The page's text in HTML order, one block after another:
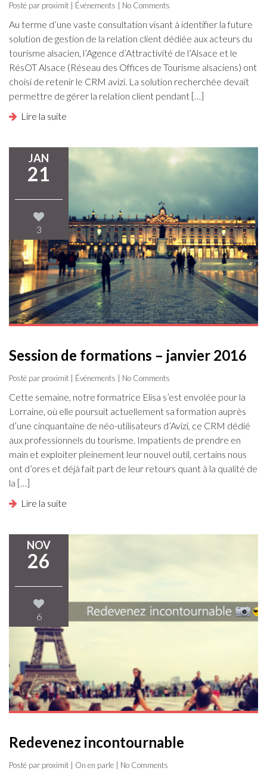
Posté par proximit | Événements | No Comments
Au terme d’une vaste consultation visant à identifier la future
solution de gestion de la relation client dédiée aux acteurs du
tourisme alsacien, l’Agence d’Attractivité de l’Alsace et le
RésOT Alsace (Réseau des Offices de Tourisme alsaciens) ont
choisi de retenir le CRM avizi. La solution recherchée devait
permettre de gérer la relation client pendant […]
Lire la suite
JAN
21
3
Session de formations – janvier 2016
Posté par proximit | Événements | No Comments
Cette semaine, notre formatrice Elisa s’est envolée pour la
Lorraine, où elle poursuit actuellement sa formation auprès
d’une cinquantaine de néo-utilisateurs d’Avizi, ce CRM dédié
aux professionnels du tourisme. Impatients de prendre en
main et exploiter pleinement leur nouvel outil, certains nous
ont d’ores et déjà fait part de leur retours quant à la qualité de
la […]
Lire la suite
NOV
26
6
Redevenez incontournable
Posté par proximit | On en parle | No Comments